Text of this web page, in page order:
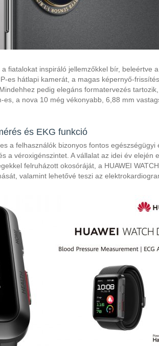
fiatalokat inspiráló jellemzőkkel bír, beleértve
es hátlapi kamerát, a magas képernyő-
pedig elegáns formatervezés
a nova 10 még vékonyabb, 6,88 mm
és EKG funkció
a felhasználók bizonyos fontos egészségügyi
a véroxigénszintet. A vállalat az idei év elején
felruházott okosóráját, a HUAWEI WATCH
valamint lehetővé teszi az